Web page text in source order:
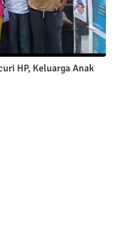
HP, Keluarga Anak